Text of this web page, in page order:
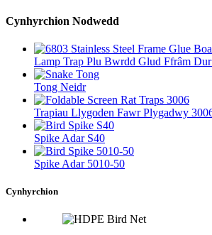
Cynhyrchion Nodwedd
Lamp Trap Plu Bwrdd Glud Ffrâm
Tong Neidr
Trapiau Llygoden Fawr Plygadwy
Spike Adar S40
Spike Adar 5010-50
Cynhyrchion